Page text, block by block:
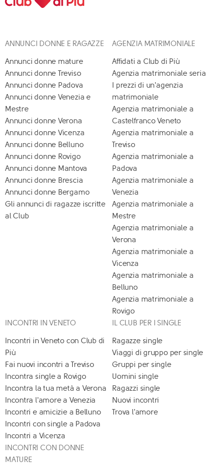
ANNUNCI DONNE E RAGAZZE
Annunci donne mature
Annunci donne Treviso
Annunci donne Padova
Annunci donne Venezia e
Mestre
Annunci donne Verona
Annunci donne Vicenza
Annunci donne Belluno
Annunci donne Rovigo
Annunci donne Mantova
Annunci donne Brescia
Annunci donne Bergamo
Gli annunci di ragazze iscritte
al Club
AGENZIA MATRIMONIALE
Affidati a Club di Più
Agenzia matrimoniale seria
I prezzi di un'agenzia
matrimoniale
Agenzia matrimoniale a
Castelfranco Veneto
Agenzia matrimoniale a
Treviso
Agenzia matrimoniale a
Padova
Agenzia matrimoniale a
Venezia
Agenzia matrimoniale a
Mestre
Agenzia matrimoniale a
Verona
Agenzia matrimoniale a
Vicenza
Agenzia matrimoniale a
Belluno
Agenzia matrimoniale a
Rovigo
INCONTRI IN VENETO
Incontri in Veneto con Club di
Più
Fai nuovi incontri a Treviso
Incontra single a Rovigo
Incontra la tua metà a Verona
Incontra l'amore a Venezia
Incontri e amicizie a Belluno
Incontri con single a Padova
Incontri a Vicenza
IL CLUB PER I SINGLE
Ragazze single
Viaggi di gruppo per single
Gruppi per single
Uomini single
Ragazzi single
Nuovi incontri
Trova l'amore
INCONTRI CON DONNE
MATURE